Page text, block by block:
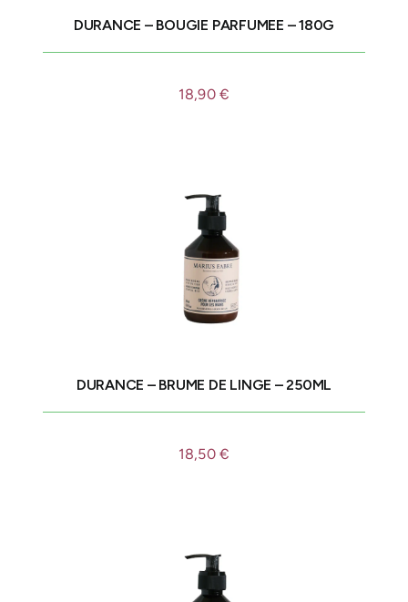
DURANCE – BOUGIE PARFUMEE – 180G
18,90€
DURANCE – BRUME DE LINGE – 250ML
18,50€